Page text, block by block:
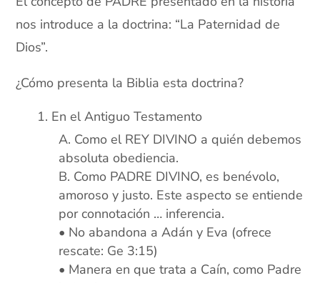
nos introduce a la doctrina: “La Paternidad de
Dios”.
¿Cómo presenta la Biblia esta doctrina?
En el Antiguo Testamento
Como el REY DIVINO a quién debemos
absoluta obediencia.
Como PADRE DIVINO, es benévolo,
amoroso y justo. Este aspecto se entiende
por connotación … inferencia.
• No abandona a Adán y Eva (ofrece
rescate: Ge 3:15)
• Manera en que trata a Caín, como Padre